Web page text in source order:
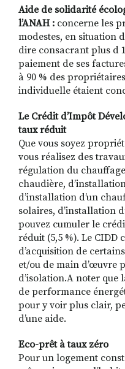
Aide de solidarité
l’ANAH : concerne les
modestes, en situation
dire consacrant plus d
paiement de ses
à 90 % des
individuelle étaient
Le Crédit d’Impôt
taux réduit
Que vous soyez
vous réalisez des
régulation du
chaudière,
d’installation d’un
solaires, d’installation
pouvez cumuler le
réduit (5,5 %). Le CIDD
d’acquisition de
et/ou de main d’œuvre
d’isolation.A noter que
de performance
pour y voir plus clair,
d’une aide.
Eco-prêt à taux zéro
Pour un logement